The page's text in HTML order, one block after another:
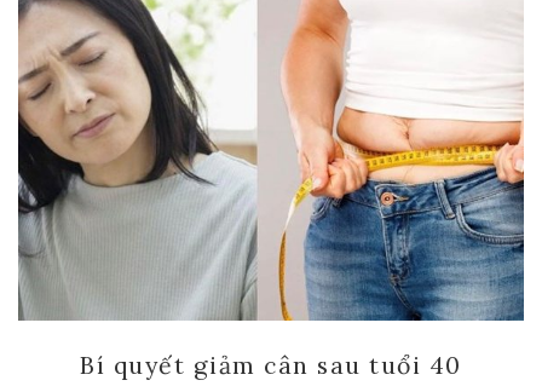
Bí quyết giảm cân sau tuổi 40